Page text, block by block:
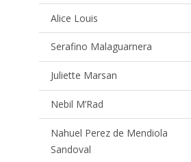
Alice Louis
Serafino Malaguarnera
Juliette Marsan
Nebil M’Rad
Nahuel Perez de Mendiola
Sandoval